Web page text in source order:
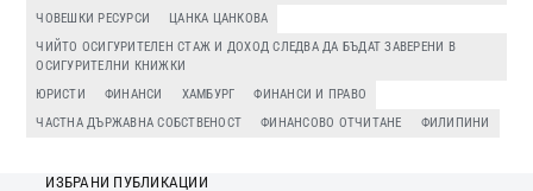
ЧОВЕШКИ РЕСУРСИ
ЦАНКА ЦАНКОВА
ЧИЙТО ОСИГУРИТЕЛЕН СТАЖ И ДОХОД СЛЕДВА ДА БЪДАТ ЗАВЕРЕНИ В
ОСИГУРИТЕЛНИ КНИЖКИ
ЮРИСТИ
ФИНАНСИ ХАМБУРГ
ФИНАНСИ И ПРАВО
ЧАСТНА ДЪРЖАВНА СОБСТВЕНОСТ
ФИНАНСОВО ОТЧИТАНЕ ФИЛИПИНИ
ИЗБРАНИ ПУБЛИКАЦИИ